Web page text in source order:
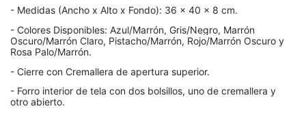
- Medidas (Ancho x Alto x Fondo): 36 x 40 x 8 cm.
- Colores Disponibles: Azul/Marrón, Gris/Negro, Marrón
Oscuro/Marrón Claro, Pistacho/Marrón, Rojo/Marrón Oscuro y
Rosa Palo/Marrón.
- Cierre con Cremallera de apertura superior.
- Forro interior de tela con dos bolsillos, uno de cremallera y
otro abierto.